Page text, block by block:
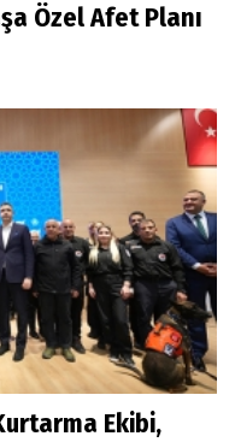
Özel Afet Planı
Ekibi,